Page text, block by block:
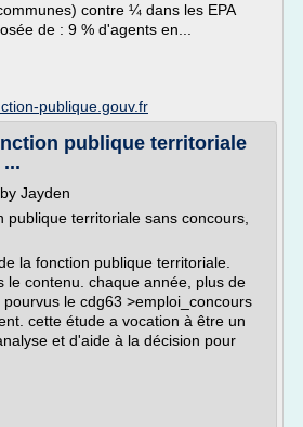
contre ¼ dans les EPA
de : 9 % d'agents en...
publique.gouv.fr
publique territoriale
Jayden
publique territoriale sans concours,
la fonction publique territoriale.
le contenu. chaque année, plus de
le cdg63 >emploi_concours
cette étude a vocation à être un
et d'aide à la décision pour